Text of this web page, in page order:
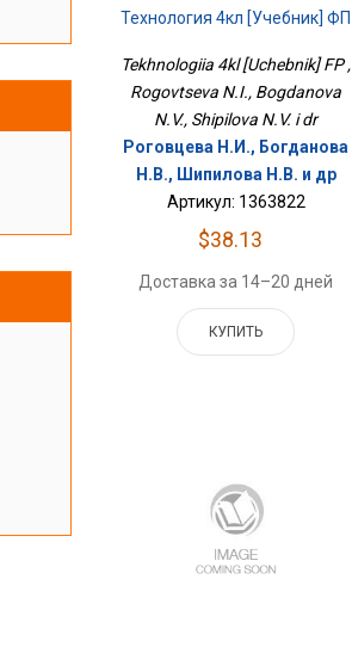
Технология 4кл [Учебник] ФП
Tekhnologiia 4kl [Uchebnik] FP ,
Rogovtseva N.I., Bogdanova
N.V., Shipilova N.V. i dr
Роговцева Н.И., Богданова
Н.В., Шипилова Н.В. и др
Артикул: 1363822
$38.13
Доставка за 14–20 дней
КУПИТЬ